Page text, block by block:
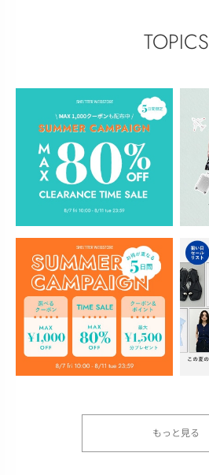
TOPICS
もっと見る